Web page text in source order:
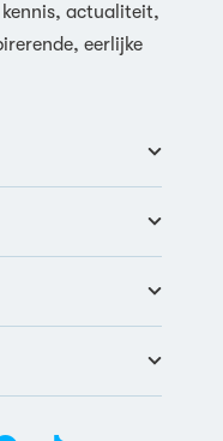
actualiteit,
eerlijke